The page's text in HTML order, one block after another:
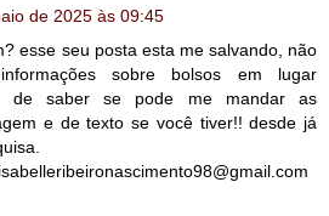
de 2025 às 09:45
esse seu posta esta me salvando, não
sobre bolsos em lugar
de saber se pode me mandar as
e de texto se você tiver!! desde já